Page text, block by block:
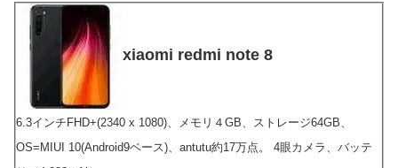
xiaomi redmi note 8
6.3インチFHD+(2340 x 1080)、メモリ４GB、ストレージ64GB、
OS=MIUI 10(Android9ベース)、antutu約17万点。 4眼カメラ、バッテ